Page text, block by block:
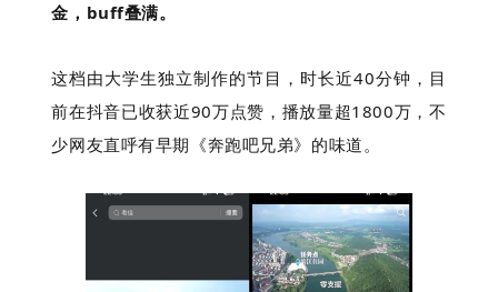
金，buff叠满。
这档由大学生独立制作的节目，时长近40分钟，目
前在抖音已收获近90万点赞，播放量超1800万，不
少网友直呼有早期《奔跑吧兄弟》的味道。